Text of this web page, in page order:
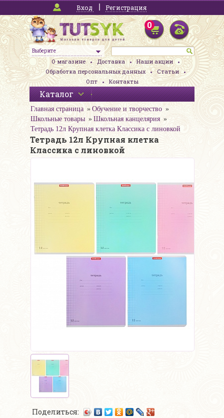
Вход Регистрация
Выберите
0
О магазине Доставка
Наши акции
Обработка персональных данных
Статьи
Опт
Контакты
Каталог
Главная страница
Обучение и творчество
Школьные товары
Школьная канцелярия
Тетрадь 12л Крупная клетка Классика с линовкой
Тетрадь 12л Крупная клетка
Классика с линовкой
Поделиться: